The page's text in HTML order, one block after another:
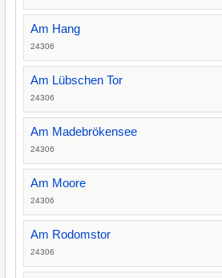
Am Hang
24306
Am Lübschen Tor
24306
Am Madebrökensee
24306
Am Moore
24306
Am Rodomstor
24306